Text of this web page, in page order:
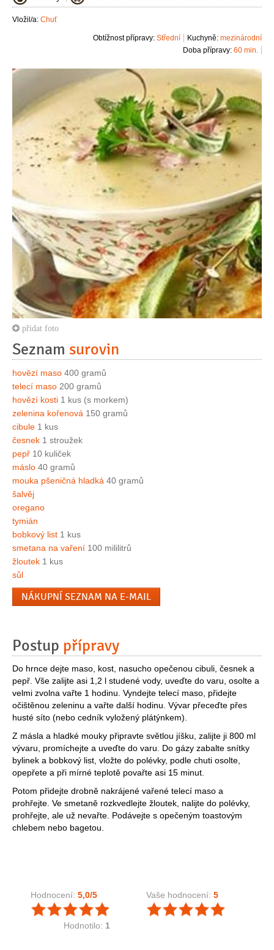
Vložil/a: Chuť
Kuchyně: mezinárodní
Obtížnost přípravy: Střední
Doba přípravy: 60 min.
přidat foto
Seznam surovin
hovězí maso 400 gramů
telecí maso 200 gramů
hovězí kosti 1 kus (s morkem)
zelenina kořenová 150 gramů
cibule 1 kus
česnek 1 stroužek
pepř 10 kuliček
máslo 40 gramů
mouka pšeničná hladká 40 gramů
šalvěj
oregano
tymián
bobkový list 1 kus
smetana na vaření 100 mililitrů
žloutek 1 kus
sůl
NÁKUPNÍ SEZNAM NA E-MAIL
Postup přípravy
Do hrnce dejte maso, kost, nasucho opečenou cibuli, česnek a
pepř. Vše zalijte asi 1,2 l studené vody, uveďte do varu, osolte a
velmi zvolna vařte 1 hodinu. Vyndejte telecí maso, přidejte
očištěnou zeleninu a vařte další hodinu. Vývar přeceďte přes
husté síto (nebo cedník vyložený plátýnkem).
Z másla a hladké mouky připravte světlou jíšku, zalijte ji 800 ml
vývaru, promíchejte a uveďte do varu. Do gázy zabalte snítky
bylinek a bobkový list, vložte do polévky, podle chuti osolte,
opepřete a při mírné teplotě povařte asi 15 minut.
Potom přidejte drobně nakrájené vařené telecí maso a
prohřejte. Ve smetaně rozkvedlejte žloutek, nalijte do polévky,
prohřejte, ale už nevařte. Podávejte s opečeným toastovým
chlebem nebo bagetou.
Hodnocení: 5,0/5
Hodnotilo: 1
Vaše hodnocení: 5